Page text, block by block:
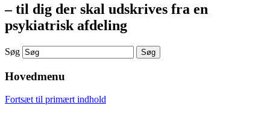
– til dig der skal udskrives fra en
psykiatrisk afdeling
Søg
Hovedmenu
Fortsæt til primært indhold